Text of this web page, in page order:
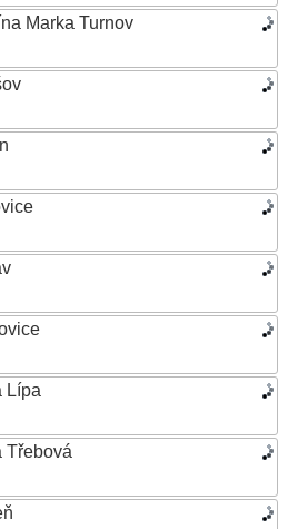
Marka Turnov
Lípa
Třebová